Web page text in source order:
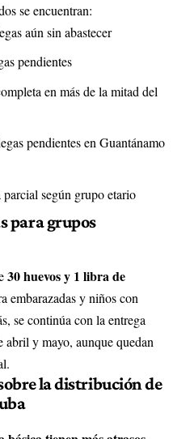
se encuentran:
aún sin abastecer
pendientes
en más de la mitad del
pendientes en Guantánamo
parcial según grupo etario
para grupos
30 huevos y 1 libra de
embarazadas y niños con
se continúa con la entrega
abril y mayo, aunque quedan
la distribución de